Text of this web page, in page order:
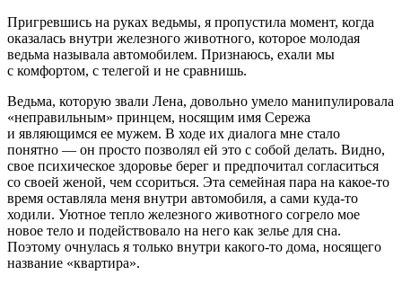
Пригревшись на руках ведьмы, я пропустила момент, когда
оказалась внутри железного животного, которое молодая
ведьма называла автомобилем. Признаюсь, ехали мы
с комфортом, с телегой и не сравнишь.
Ведьма, которую звали Лена, довольно умело манипулировала
«неправильным» принцем, носящим имя Сережа
и являющимся ее мужем. В ходе их диалога мне стало
понятно — он просто позволял ей это с собой делать. Видно,
свое психическое здоровье берег и предпочитал согласиться
со своей женой, чем ссориться. Эта семейная пара на какое-то
время оставляла меня внутри автомобиля, а сами куда-то
ходили. Уютное тепло железного животного согрело мое
новое тело и подействовало на него как зелье для сна.
Поэтому очнулась я только внутри какого-то дома, носящего
название «квартира».